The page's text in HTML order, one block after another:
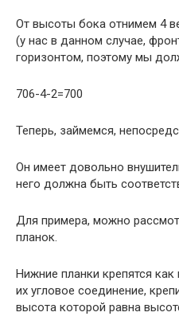
От высоты бока отнимем 4
(у нас в данном случае,
горизонтом, поэтому мы
706-4-2=700
Теперь, займемся,
Он имеет довольно
него должна быть
Для примера, можно
планок.
Нижние планки крепятся как
их угловое соединение,
высота которой равна